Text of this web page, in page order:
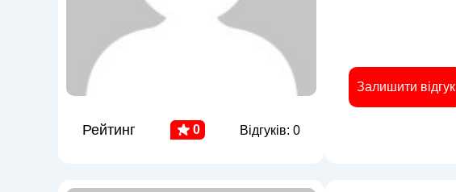
Рейтинг 0 Відгуків: 0
Залишити відгук